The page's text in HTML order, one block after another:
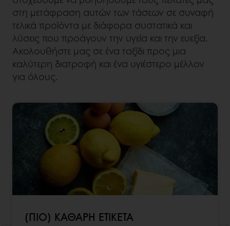
στη μετάφραση αυτών των τάσεων σε συναφή
τελικά προϊόντα με διάφορα συστατικά και
λύσεις που προάγουν την υγεία και την ευεξία.
Ακολουθήστε μας σε ένα ταξίδι προς μια
καλύτερη διατροφή και ένα υγιέστερο μέλλον
για όλους.
(ΠΙΟ) ΚΑΘΑΡΗ ΕΤΙΚΕΤΑ